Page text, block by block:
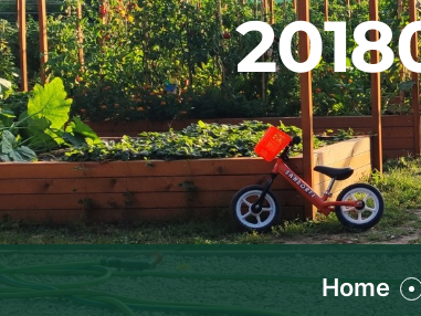
Home